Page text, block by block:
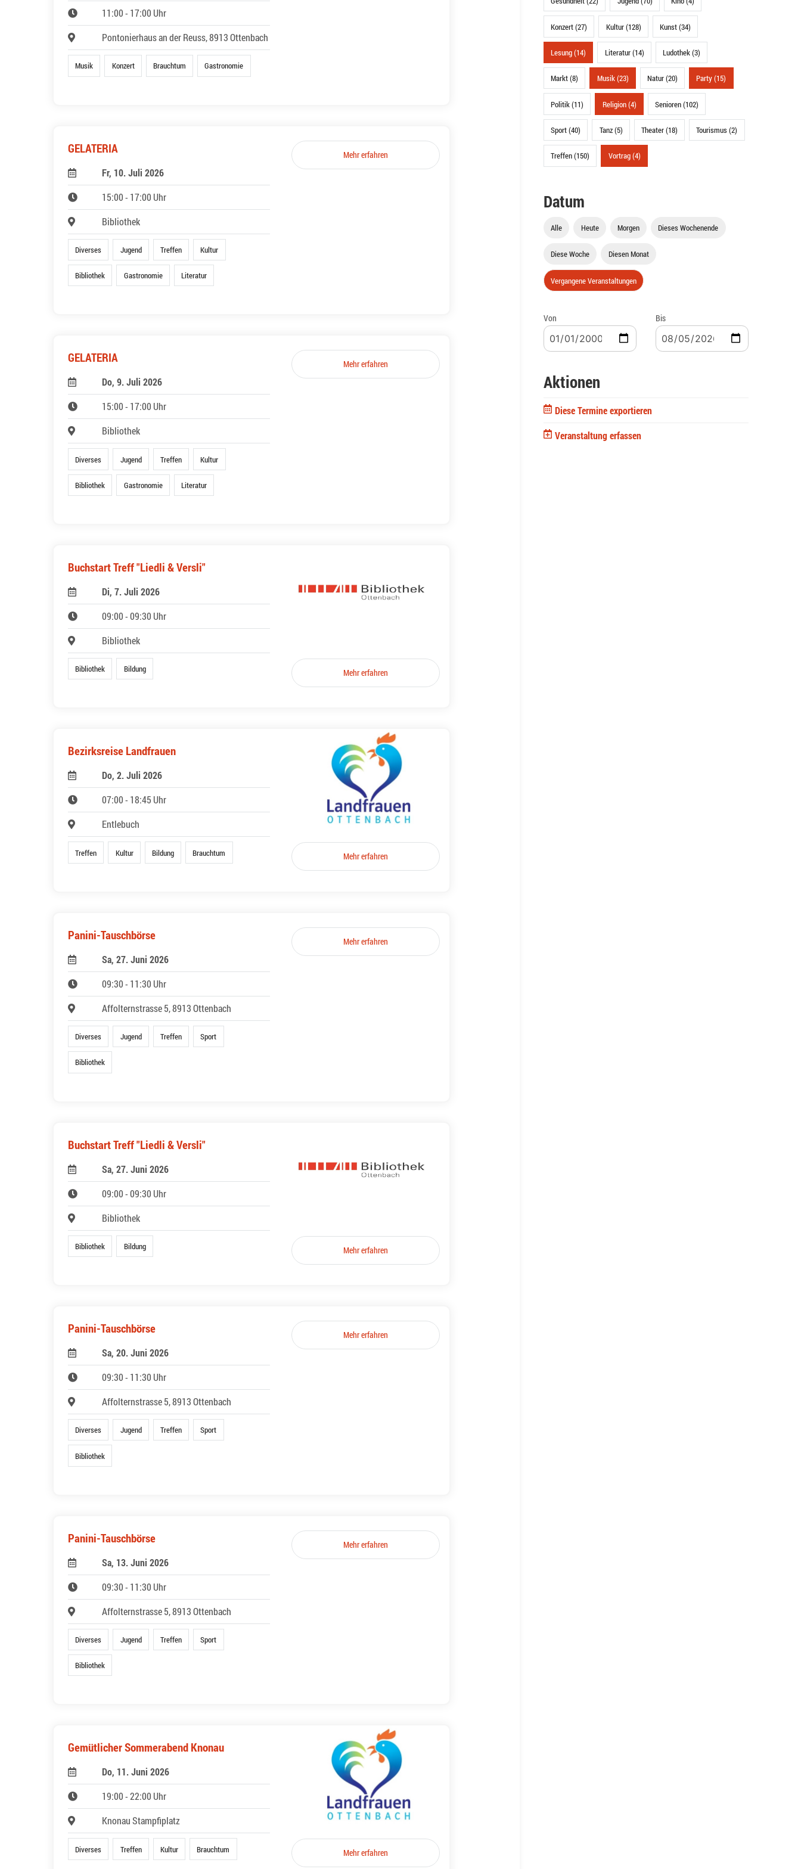
11:00 - 17:00 Uhr
Pontonierhaus an der Reuss, 8913 Ottenbach
Musik Konzert Brauchtum Gastronomie
GELATERIA
Fr, 10. Juli 2026
15:00 - 17:00 Uhr
Bibliothek
Diverses Jugend Treffen Kultur
Bibliothek Gastronomie Literatur
Mehr erfahren
GELATERIA
Do, 9. Juli 2026
15:00 - 17:00 Uhr
Bibliothek
Diverses Jugend Treffen Kultur
Bibliothek Gastronomie Literatur
Mehr erfahren
Buchstart Treff "Liedli & Versli"
Di, 7. Juli 2026
09:00 - 09:30 Uhr
Bibliothek
Bibliothek Bildung Mehr erfahren
Bezirksreise Landfrauen
Do, 2. Juli 2026
07:00 - 18:45 Uhr
Entlebuch
Treffen Kultur Bildung Brauchtum Mehr erfahren
Panini-Tauschbörse
Sa, 27. Juni 2026
09:30 - 11:30 Uhr
Affolternstrasse 5, 8913 Ottenbach
Diverses Jugend Treffen Sport
Bibliothek
Mehr erfahren
Buchstart Treff "Liedli & Versli"
Sa, 27. Juni 2026
09:00 - 09:30 Uhr
Bibliothek
Bibliothek Bildung Mehr erfahren
Panini-Tauschbörse
Sa, 20. Juni 2026
09:30 - 11:30 Uhr
Affolternstrasse 5, 8913 Ottenbach
Diverses Jugend Treffen Sport
Bibliothek
Mehr erfahren
Panini-Tauschbörse
Sa, 13. Juni 2026
09:30 - 11:30 Uhr
Affolternstrasse 5, 8913 Ottenbach
Diverses Jugend Treffen Sport
Bibliothek
Mehr erfahren
Gemütlicher Sommerabend Knonau
Do, 11. Juni 2026
19:00 - 22:00 Uhr
Knonau Stampfiplatz
Diverses Treffen Kultur Brauchtum Mehr erfahren
Konzert (27) Kultur (128) Kunst (34)
Lesung (14) Literatur (14) Ludothek (3)
Markt (8) Musik (23) Natur (20) Party (15)
Politik (11) Religion (4) Senioren (102)
Sport (40) Tanz (5) Theater (18) Tourismus (2)
Treffen (150) Vortrag (4)
Datum
Alle Heute Morgen Dieses Wochenende
Diese Woche Diesen Monat
Vergangene Veranstaltungen
Von Bis
Aktionen
Diese Termine exportieren
Veranstaltung erfassen